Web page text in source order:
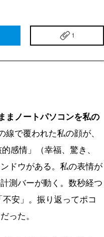
1
まノートパソコンを私の
で覆われた私の顔が、
感情」（幸福、驚き、
ドウがある。私の表情が
測バーが動く。数秒経つ
安」。振り返ってポコ
った。